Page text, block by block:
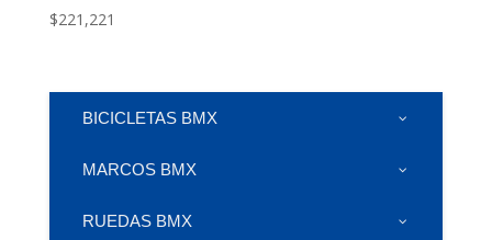
$221,221
BICICLETAS BMX
MARCOS BMX
RUEDAS BMX